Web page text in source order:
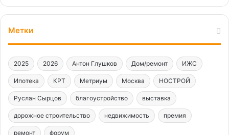
Метки
2025 2026 Антон Глушков Дом/ремонт ИЖС
Ипотека КРТ Метриум Москва НОСТРОЙ
Руслан Сырцов благоустройство выставка
дорожное строительство недвижимость премия
ремонт форум